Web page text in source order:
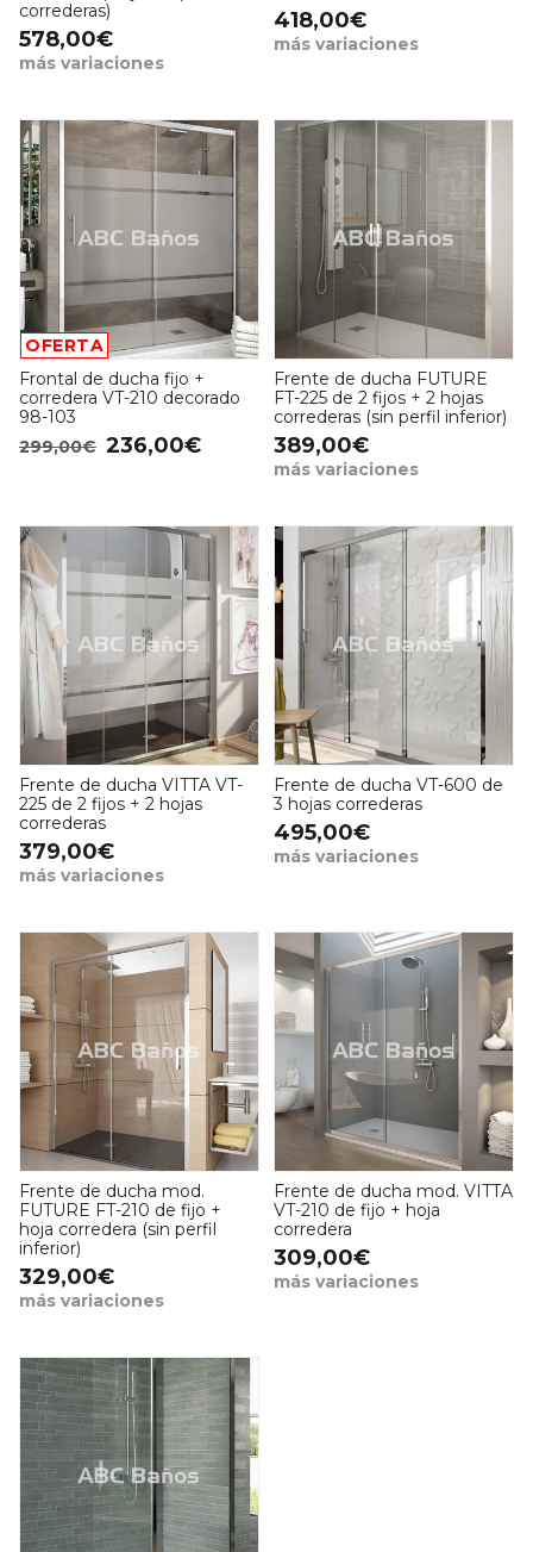
correderas)
578,00€
más variaciones
418,00€
más variaciones
OFERTA
Frontal de ducha fijo +
corredera VT-210 decorado
98-103
299,00€ 236,00€
Frente de ducha FUTURE
FT-225 de 2 fijos + 2 hojas
correderas (sin perfil inferior)
389,00€
más variaciones
Frente de ducha VITTA VT-
225 de 2 fijos + 2 hojas
correderas
379,00€
más variaciones
Frente de ducha VT-600 de
3 hojas correderas
495,00€
más variaciones
Frente de ducha mod.
FUTURE FT-210 de fijo +
hoja corredera (sin perfil
inferior)
329,00€
más variaciones
Frente de ducha mod. VITTA
VT-210 de fijo + hoja
corredera
309,00€
más variaciones